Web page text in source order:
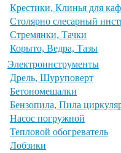
Крестики, Клинья для
Столярно слесарный
Стремянки, Тачки
Корыто, Ведра, Тазы
Электроинструменты
Дрель, Шуруповерт
Бетономешалки
Бензопила, Пила
Насос погружной
Тепловой обогреватель
Лобзики